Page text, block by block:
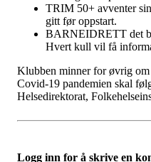
TRIM 50+ avventer
gitt før oppstart.
BARNEIDRETT det
Hvert kull vil få
Klubben minner for øvrig
Covid-19 pandemien skal
Helsedirektorat,
Logg inn for å skrive en